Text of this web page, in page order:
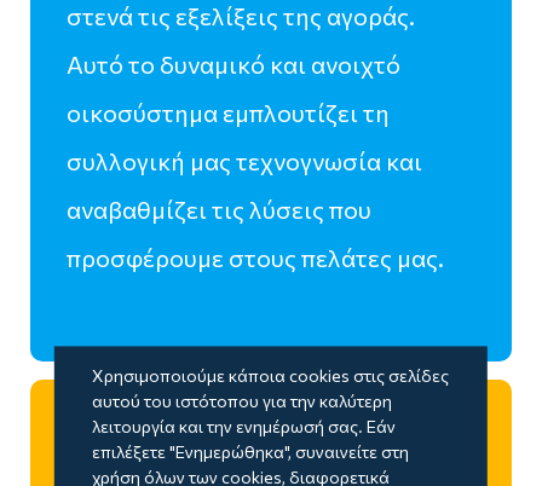
στενά τις εξελίξεις της αγοράς.
Αυτό το δυναμικό και ανοιχτό
οικοσύστημα εμπλουτίζει τη
συλλογική μας τεχνογνωσία και
αναβαθμίζει τις λύσεις που
προσφέρουμε στους πελάτες μας.
Διαρκής μάθηση και
Χρησιμοποιούμε κάποια cookies στις σελίδες
αυτού του ιστότοπου για την καλύτερη
λειτουργία και την ενημέρωσή σας. Εάν
επιλέξετε "Ενημερώθηκα", συναινείτε στη
χρήση όλων των cookies, διαφορετικά